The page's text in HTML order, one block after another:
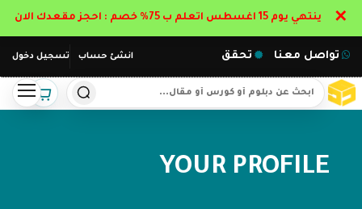
انشئ حساب تسجيل دخول تواصل معنا تحقق
YOUR PROFILE
ينتهي يوم 15 اغسطس اتعلم ب 75% خصم : احجز مقعدك الان ✕